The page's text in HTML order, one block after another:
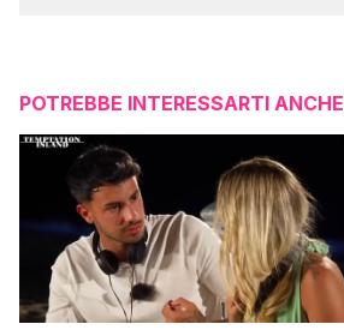
POTREBBE INTERESSARTI ANCHE